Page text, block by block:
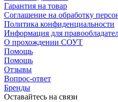
Гарантия на товар
Соглашение на обработку
Политика конфиденциальности
Информация для
О прохождении СОУТ
Помощь
Помощь
Отзывы
Вопрос-ответ
Бренды
Оставайтесь на связи